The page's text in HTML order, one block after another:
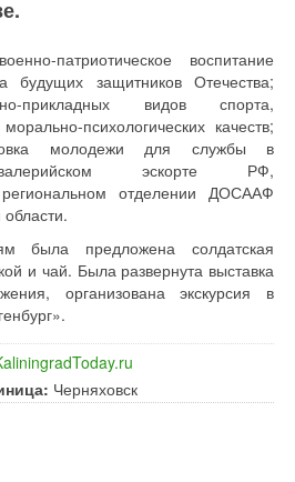
патриотическое воспитание
будущих защитников Отечества;
прикладных видов спорта,
психологических качеств;
молодежи для службы в
эскорте РФ,
отделении ДОСААФ
была предложена солдатская
и чай. Была развернута выставка
организована экскурсия в
Черняховск